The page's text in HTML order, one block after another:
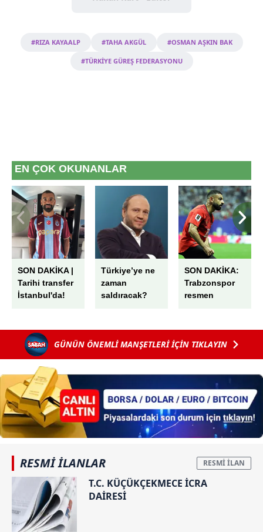
#RIZA KAYAALP #TAHA AKGÜL #OSMAN AŞKIN BAK
#TÜRKİYE GÜREŞ FEDERASYONU
EN ÇOK OKUNANLAR
SON DAKİKA |
Tarihi transfer
İstanbul'da!
yer Trabzon
Türkiye’ye ne
zaman
saldıracak?
SON DAKİKA:
Trabzonspor
resmen
Salah transferi
sonrası
GÜNÜN ÖNEMLİ MANŞETLERİ İÇİN TIKLAYIN
RESMİ İLANLAR
T.C. KÜÇÜKÇEKMECE İCRA
DAİRESİ